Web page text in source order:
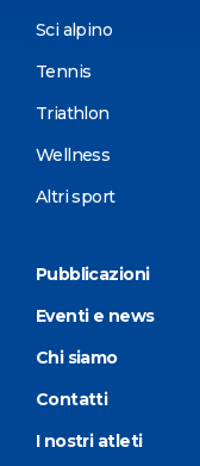
Sci alpino
Tennis
Triathlon
Wellness
Altri sport
Pubblicazioni
Eventi e news
Chi siamo
Contatti
I nostri atleti